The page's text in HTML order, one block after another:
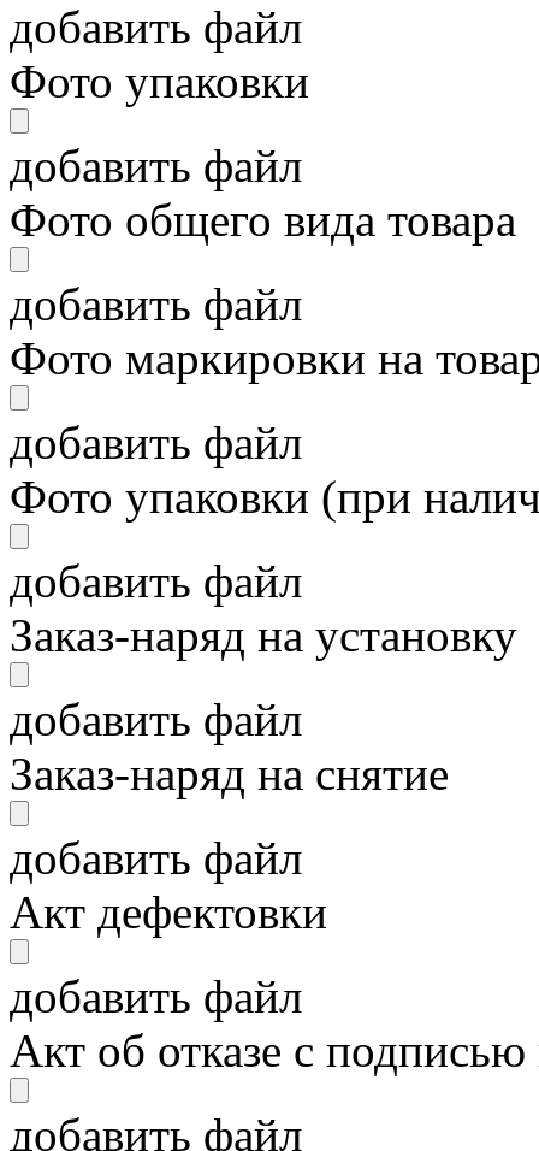
добавить файл
Фото упаковки
добавить файл
Фото общего вида товара
добавить файл
Фото маркировки на
добавить файл
Фото упаковки (при
добавить файл
Заказ-наряд на установку
добавить файл
Заказ-наряд на снятие
добавить файл
Акт дефектовки
добавить файл
Акт об отказе с
добавить файл